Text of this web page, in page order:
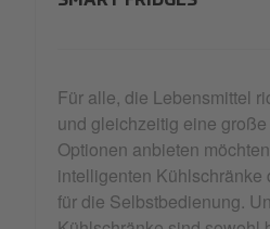
Für alle, die Lebensmittel
und gleichzeitig eine
Optionen anbieten
intelligenten Kühlschränke
für die Selbstbedienung.